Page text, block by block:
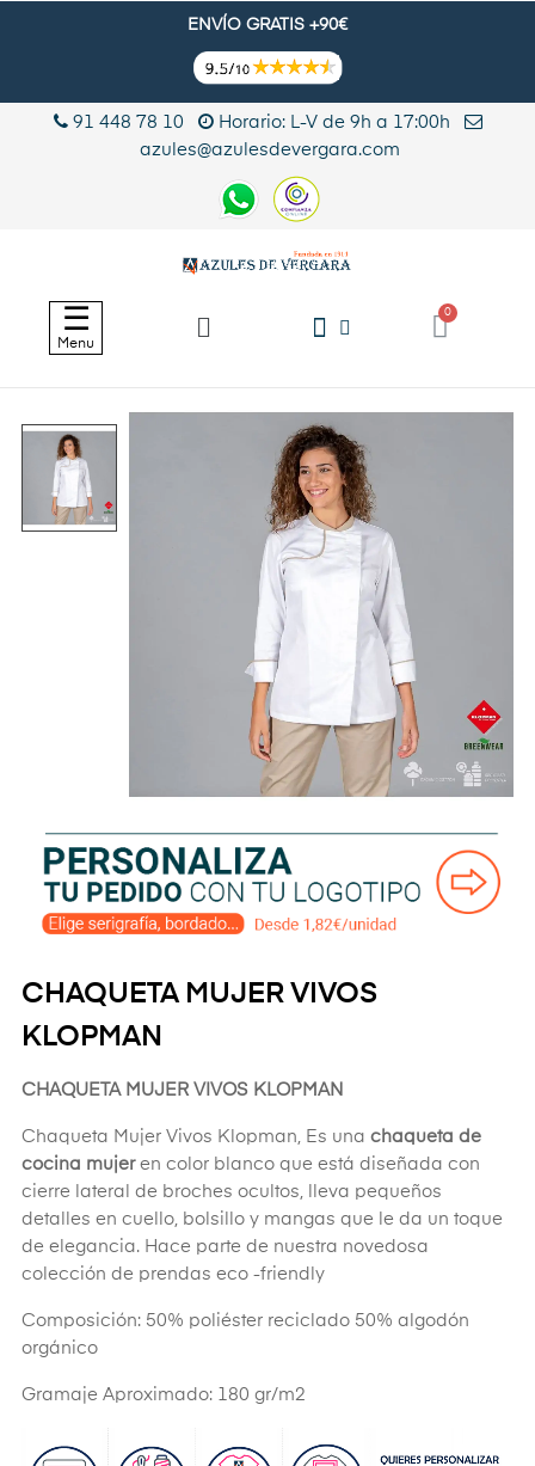
ENVÍO GRATIS +90€
91 448 78 10
Horario: L-V de 9h a 17:00h
azules@azulesdevergara.com
Navegación
de
palanca
☰
Menu
CHAQUETA MUJER VIVOS
KLOPMAN
CHAQUETA MUJER VIVOS KLOPMAN
Chaqueta Mujer Vivos Klopman, Es una chaqueta de
cocina mujeren color blanco que está diseñada con
cierre lateral de broches ocultos, lleva pequeños
detalles en cuello, bolsillo y mangas que le da un toque
de elegancia. Hace parte de nuestra novedosa
colección de prendas eco -friendly
Composición: 50% poliéster reciclado 50% algodón
orgánico
Gramaje Aproximado: 180 gr/m2